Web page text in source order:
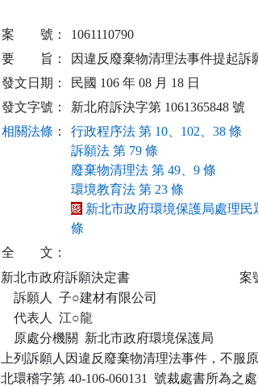
案 號：
1061110790
要
旨：
因違反廢棄物清理法事件提起訴
發文日期：
民國 106 年 08 月 18 日
發文字號：
新北府訴決字第 1061365848 號
相關法條 ：
行政程序法 第 10、102、38 條
訴願法 第 79 條
廢棄物清理法 第 49、9 條
環境教育法 第 23 條
新北市政府環境保護局處理
條
全
文：
新北市政府訴願決定書                                  案
    訴願人  子○建材有限公司
    代表人  江○龍
    原處分機關  新北市政府環境保護局
上列訴願人因違反廢棄物清理法事件，不服
北環稽字第 40-106-060131  號裁處書所為之